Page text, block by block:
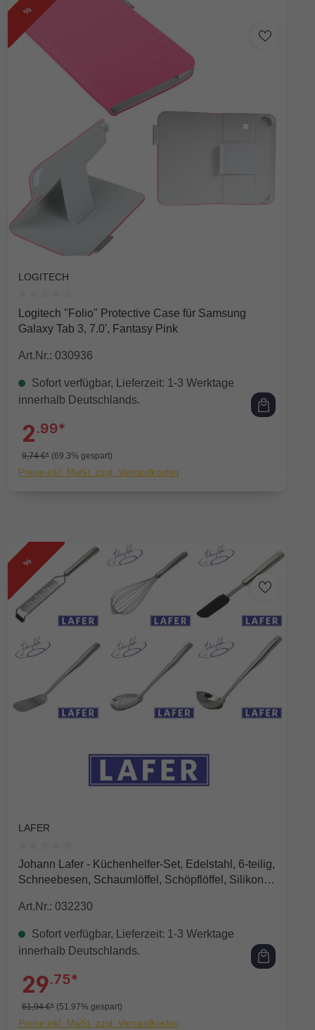
%
LOGITECH
Durchschnittliche Bewertung von 0 von 5 Sternen
Logitech "Folio" Protective Case für Samsung
Galaxy Tab 3, 7.0', Fantasy Pink
Art.Nr.: 030936
Sofort verfügbar, Lieferzeit: 1-3 Werktage
innerhalb Deutschlands.
2.99*
9,74 €* (69.3% gespart)
Preise inkl. MwSt. zzgl. Versandkosten
%
LAFER
Durchschnittliche Bewertung von 0 von 5 Sternen
Johann Lafer - Küchenhelfer-Set, Edelstahl, 6-teilig,
Schneebesen, Schaumlöffel, Schöpflöffel, Silikon
Art.Nr.: 032230
Sofort verfügbar, Lieferzeit: 1-3 Werktage
innerhalb Deutschlands.
29.75*
61,94 €* (51.97% gespart)
Preise inkl. MwSt. zzgl. Versandkosten